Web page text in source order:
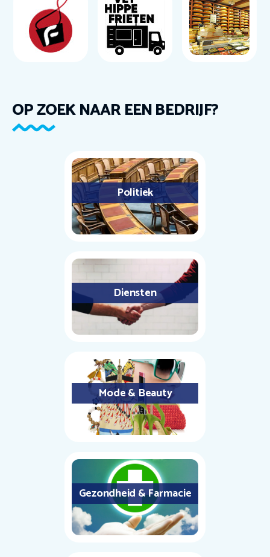
OP ZOEK NAAR EEN BEDRIJF?
Politiek
Diensten
Mode & Beauty
Gezondheid & Farmacie